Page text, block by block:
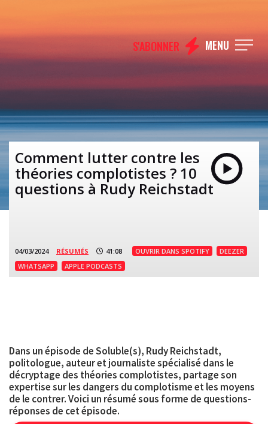
S'ABONNER MENU
Comment lutter contre les
théories complotistes ? 10
questions à Rudy Reichstadt
04/03/2024 RÉSUMÉS 41:08 OUVRIR DANS SPOTIFY
DEEZER
WHATSAPP
APPLE PODCASTS
Dans un épisode de Soluble(s), Rudy Reichstadt,
politologue, auteur et journaliste spécialisé dans le
décryptage des théories complotistes, partage son
expertise sur les dangers du complotisme et les moyens
de le contrer. Voici un résumé sous forme de questions-
réponses de cet épisode.